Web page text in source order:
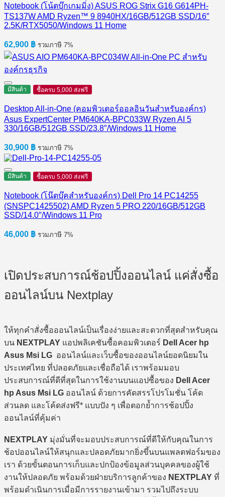
Notebook (โน้ตบุ๊กเกมมิ่ง) ASUS ROG Strix G16 G614PH-
TS137W AMD Ryzen™ 9 8940HX/16GB/512GB SSD/16″
2.5K/RTX5050/Windows 11 Home
62,900 ฿ รวมภาษี 7%
มีสินค้า ซื้อครบ 5,000 ส่งฟรี
Desktop All-in-One (คอมพิวเตอร์ออลอินวันสำหรับองค์กร)
Asus ExpertCenter PM640KA-BPC033W Ryzen AI 5
330/16GB/512GB SSD/23.8″/Windows 11 Home
30,900 ฿ รวมภาษี 7%
มีสินค้า ซื้อครบ 5,000 ส่งฟรี
Notebook (โน๊ตบุ๊คสำหรับองค์กร) Dell Pro 14 PC14255
(SNSPC1425502) AMD Ryzen 5 PRO 220/16GB/512GB
SSD/14.0″/Windows 11 Pro
46,000 ฿ รวมภาษี 7%
เปิดประสบการณ์ช้อปปิ้งออนไลน์ แค่สั่งซื้อ
ออนไลน์บน Nextplay
ให้ทุกคำสั่งซื้อออนไลน์เป็นเรื่องง่ายและสะดวกที่สุดสำหรับคุณ
บน NEXTPLAY แอปพลิเคชันซื้อคอมพิวเตอร์ Dell Acer hp
Asus Msi LG ออนไลน์และเว็บซื้อของออนไลน์ยอดนิยมใน
ประเทศไทย ที่ปลอดภัยและเชื่อถือได้ เราพร้อมมอบ
ประสบการณ์ที่ดีที่สุดในการใช้งานบนแอปซื้อของ Dell Acer
hp Asus Msi LG ออนไลน์ ด้วยการคัดสรรโปรโมชั่น โค้ด
ส่วนลด และโค้ดส่งฟรี* แบบปัง ๆ เพื่อตอกย้ำการช้อปปิ้ง
ออนไลน์ที่คุ้มค่า
NEXTPLAY มุ่งมั่นที่จะมอบประสบการณ์ที่ดีให้กับคุณในการ
ช้อปออนไลน์ให้สนุกและปลอดภัยมากยิ่งขึ้นบนแพลตฟอร์มของ
เรา ด้วยขั้นตอนการเก็บและปกป้องข้อมูลส่วนบุคคลของผู้ใช้
งานให้ปลอดภัย พร้อมด้วยฝ่ายบริการลูกค้าของ NEXTPLAY ที่
พร้อมดำเนินการเมื่อมีการรายงานเข้ามา รวมไปถึงระบบ